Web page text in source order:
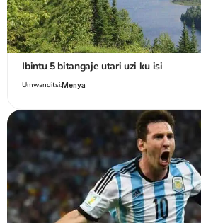
Ibintu 5 bitangaje utari uzi ku isi
Umwanditsi:Menya